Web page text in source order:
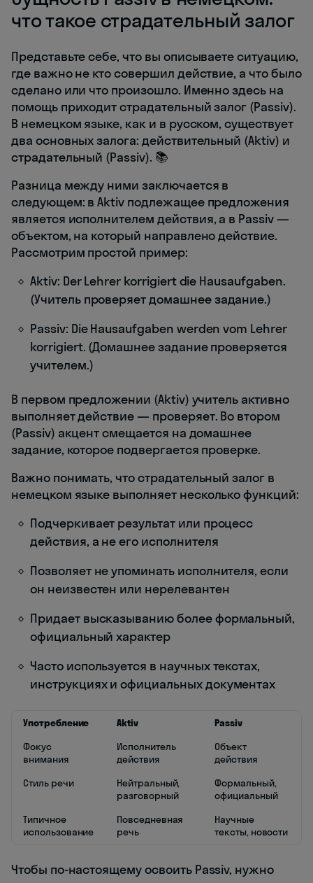
что такое страдательный залог
Представьте себе, что вы описываете ситуацию,
где важно не кто совершил действие, а что было
сделано или что произошло. Именно здесь на
помощь приходит страдательный залог (Passiv).
В немецком языке, как и в русском, существует
два основных залога: действительный (Aktiv) и
страдательный (Passiv). 📚
Разница между ними заключается в
следующем: в Aktiv подлежащее предложения
является исполнителем действия, а в Passiv —
объектом, на который направлено действие.
Рассмотрим простой пример:
Aktiv: Der Lehrer korrigiert die Hausaufgaben.
(Учитель проверяет домашнее задание.)
Passiv: Die Hausaufgaben werden vom Lehrer
korrigiert. (Домашнее задание проверяется
учителем.)
В первом предложении (Aktiv) учитель активно
выполняет действие — проверяет. Во втором
(Passiv) акцент смещается на домашнее
задание, которое подвергается проверке.
Важно понимать, что страдательный залог в
немецком языке выполняет несколько функций:
Подчеркивает результат или процесс
действия, а не его исполнителя
Позволяет не упоминать исполнителя, если
он неизвестен или нерелевантен
Придает высказыванию более формальный,
официальный характер
Часто используется в научных текстах,
инструкциях и официальных документах
Употребление Aktiv
Passiv
Фокус
внимания
Исполнитель
действия
Объект
действия
Стиль речи
Нейтральный,
разговорный
Формальный,
официальный
Типичное
использование
Повседневная
речь
Научные
тексты, новости
Чтобы по-настоящему освоить Passiv, нужно